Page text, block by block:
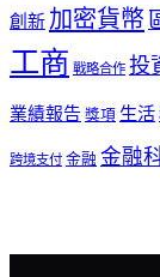
創新加密貨幣
工商 戰略合作投
業績報告 獎項生活
跨境支付金融 金融